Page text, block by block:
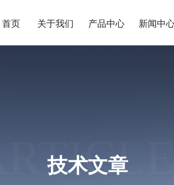
首页 关于我们 产品中心 新闻中
技术文章